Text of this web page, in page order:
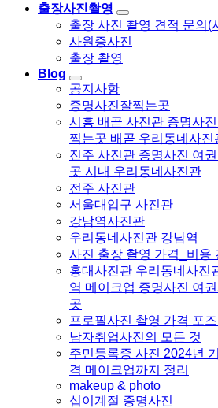
출장사진촬영
출장 사진 촬영 견적 문의(
사원증사진
출장 촬영
Blog
공지사항
증명사진잘찍는곳
시흥 배곧 사진관 증명사
찍는곳 배곧 우리동네사진
진주 사진관 증명사진 여
곳 시내 우리동네사진관
전주 사진관
서울대입구 사진관
강남역사진관
우리동네사진관 강남역
사진 출장 촬영 가격_비용
홍대사진관 우리동네사진
역 메이크업 증명사진 여
곳
프로필사진 촬영 가격 포
남자취업사진의 모든 것
주민등록증 사진 2024년
격 메이크업까지 정리
makeup & photo
십이계절 증명사진